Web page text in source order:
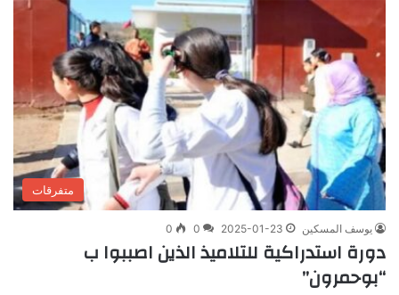
متفرقات
يوسف المسكين 2025-01-23
0
0
دورة استدراكية للتلاميذ الذين اصببوا ب
“بوحمرون”